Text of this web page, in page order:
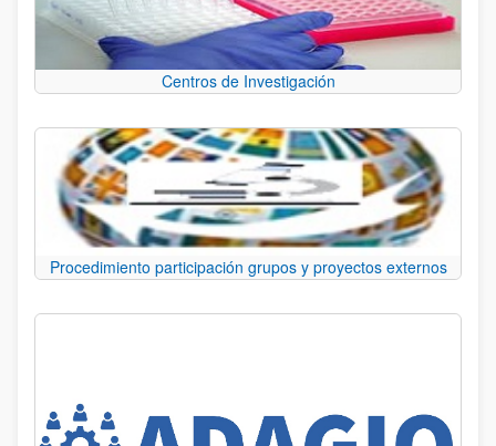
Centros de Investigación
Procedimiento participación grupos y proyectos externos